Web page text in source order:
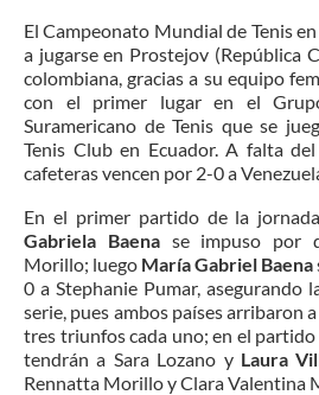
El Campeonato Mundial de Tenis
a jugarse en Prostejov (República
colombiana, gracias a su equipo
con el primer lugar en el
Suramericano de Tenis que se
Tenis Club en Ecuador. A falta
cafeteras vencen por 2-0 a
En el primer partido de la
Gabriela Baenase impuso por
Morillo; luego María Gabriel Baena
0 a Stephanie Pumar, asegurando
serie, pues ambos países arribaron
tres triunfos cada uno; en el partido
tendrán a Sara Lozano y Laura
Rennatta Morillo y Clara Valentina